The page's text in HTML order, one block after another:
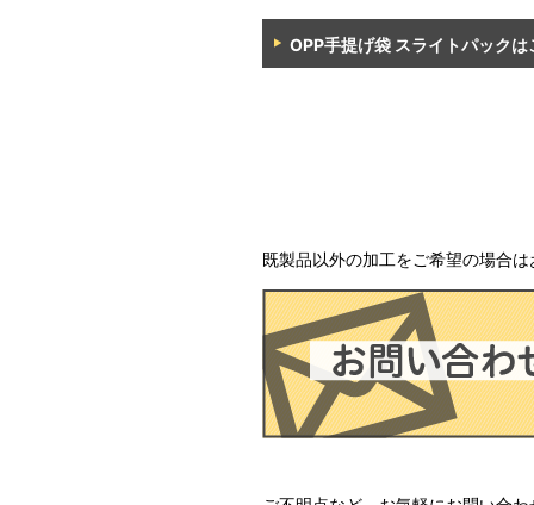
OPP手提げ袋 スライトパックは
既製品以外の加工をご希望の場合